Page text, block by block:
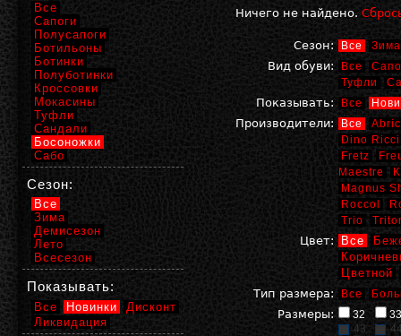
Ничего не найдено.
Сезон: Все Зима
Вид обуви: Все
Туфли
Показывать: Все
Производители: Все
Dino Ricci
Fretz
Maestre
Magnus
Roccol
Trio
Цвет: Все
Цветной
Тип размера:
Все
Размеры: 32
33
43
Все
Сапоги
Полусапоги
Ботильоны
Ботинки
Полуботинки
Кроссовки
Мокасины
Туфли
Сандали
Босоножки
Сабо
Сезон:
Все
Зима
Демисезон
Лето
Всесезон
Показывать:
Все Новинки
Дисконт
Ликвидация